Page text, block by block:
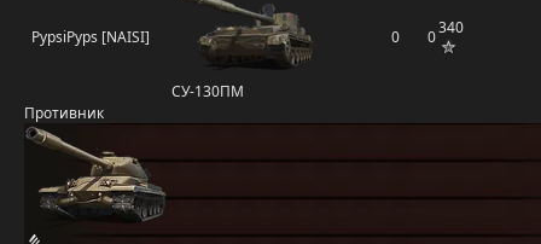
PypsiPyps [NAISI]
СУ-130ПМ
0 0340
Противник